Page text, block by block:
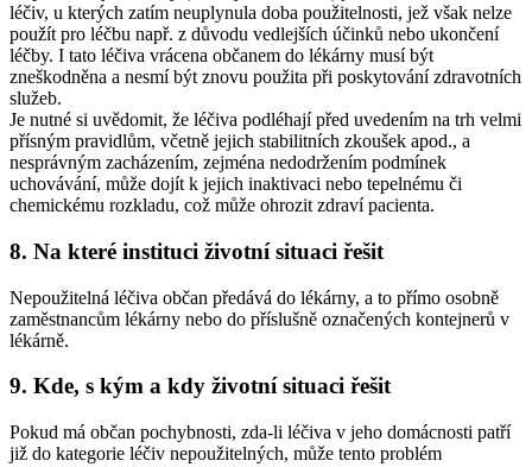
léčiv, u kterých zatím neuplynula doba použitelnosti, jež však nelze
použít pro léčbu např. z důvodu vedlejších účinků nebo ukončení
léčby. I tato léčiva vrácena občanem do lékárny musí být
zneškodněna a nesmí být znovu použita při poskytování zdravotních
služeb.
Je nutné si uvědomit, že léčiva podléhají před uvedením na trh velmi
přísným pravidlům, včetně jejich stabilitních zkoušek apod., a
nesprávným zacházením, zejména nedodržením podmínek
uchovávání, může dojít k jejich inaktivaci nebo tepelnému či
chemickému rozkladu, což může ohrozit zdraví pacienta.
8. Na které instituci životní situaci řešit
Nepoužitelná léčiva občan předává do lékárny, a to přímo osobně
zaměstnancům lékárny nebo do příslušně označených kontejnerů v
lékárně.
9. Kde, s kým a kdy životní situaci řešit
Pokud má občan pochybnosti, zda-li léčiva v jeho domácnosti patří
již do kategorie léčiv nepoužitelných, může tento problém